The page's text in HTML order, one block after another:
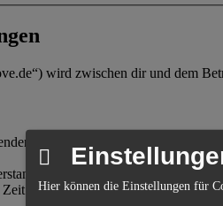
wird zwischen dir und dem
„das Board“) schließt du einen
bist, so darfst du das Board
geschlossen und kann von beiden
Hier können die Einstellungen für